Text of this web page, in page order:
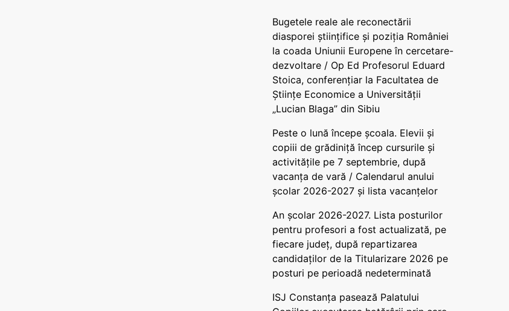
Bugetele reale ale reconectării
diasporei științifice și poziția României
la coada Uniunii Europene în cercetare-
dezvoltare / Op Ed Profesorul Eduard
Stoica, conferențiar la Facultatea de
Științe Economice a Universității
„Lucian Blaga” din Sibiu
Peste o lună începe școala. Elevii și
copiii de grădiniță încep cursurile și
activitățile pe 7 septembrie, după
vacanța de vară / Calendarul anului
școlar 2026-2027 și lista vacanțelor
An școlar 2026-2027. Lista posturilor
pentru profesori a fost actualizată, pe
fiecare județ, după repartizarea
candidaților de la Titularizare 2026 pe
posturi pe perioadă nedeterminată
ISJ Constanța pasează Palatului